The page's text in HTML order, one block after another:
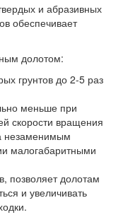
и абразивных
обеспечивает
долотом:
грунтов до 2-5 раз
меньше при
скорости вращения
незаменимым
малогабаритными
позволяет долотам
и увеличивать